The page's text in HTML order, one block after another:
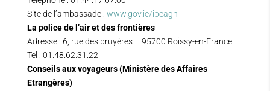
Site de l’ambassade : www.gov.ie/ibeagh
La police de l’air et des frontières
Adresse : 6, rue des bruyères – 95700 Roissy-en-France.
Tel : 01.48.62.31.22
Conseils aux voyageurs (Ministère des Affaires
Etrangères)